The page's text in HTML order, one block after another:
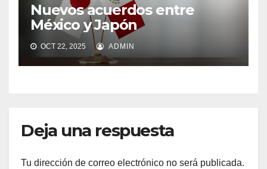
Nuevos acuerdos entre
México y Japón
OCT 22, 2025 ADMIN
Deja una respuesta
Tu dirección de correo electrónico no será publicada.